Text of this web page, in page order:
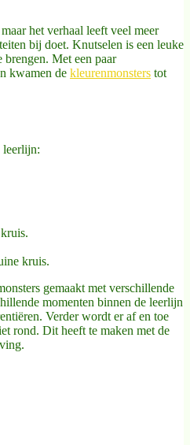
het verhaal leeft veel meer
bij doet. Knutselen is een leuke
brengen. Met een paar
kwamen de kleurenmonsters tot
leerlijn:
kruis.
gemaakt met verschillende
momenten binnen de leerlijn
Verder wordt er af en toe
rond. Dit heeft te maken met de